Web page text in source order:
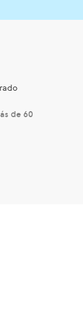
de 60